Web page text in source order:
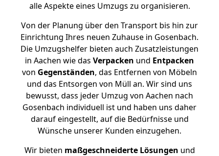
alle Aspekte eines Umzugs zu organisieren.
Von der Planung über den Transport bis hin zur
Einrichtung Ihres neuen Zuhause in Gosenbach.
Die Umzugshelfer bieten auch Zusatzleistungen
in Aachen wie das Verpacken und Entpacken
von Gegenständen, das Entfernen von Möbeln
und das Entsorgen von Müll an. Wir sind uns
bewusst, dass jeder Umzug von Aachen nach
Gosenbach individuell ist und haben uns daher
darauf eingestellt, auf die Bedürfnisse und
Wünsche unserer Kunden einzugehen.
Wir bieten maßgeschneiderte Lösungen und